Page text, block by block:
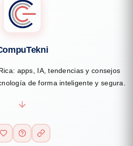
apps, IA, tendencias y consejos
de forma inteligente y segura.